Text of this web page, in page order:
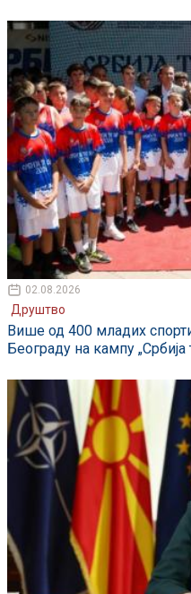
02.08.2026
Друштво
Више од 400 младих
Београду на кампу „Србија